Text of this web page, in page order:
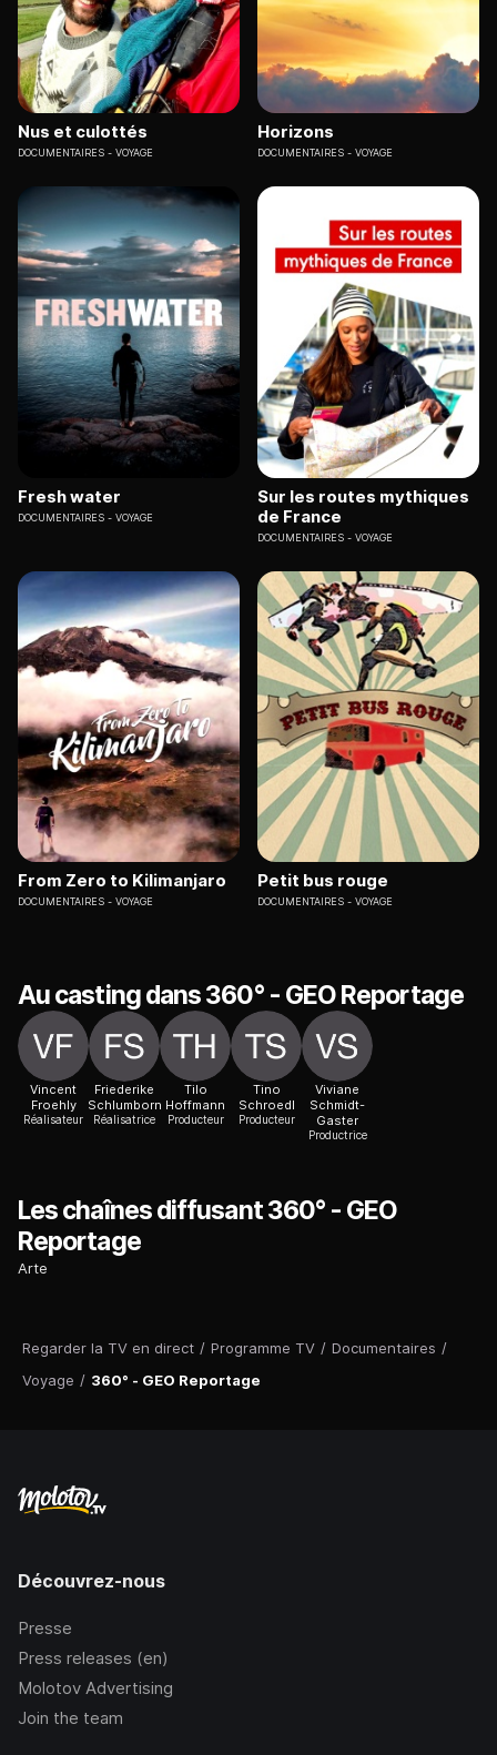
Regarder la TV en direct / Programme TV / Documentaires /
Voyage / 360° - GEO Reportage
Nus et culottés
DOCUMENTAIRES VOYAGE
Horizons
DOCUMENTAIRES VOYAGE
Fresh water
DOCUMENTAIRES VOYAGE
Sur les routes mythiques
de France
DOCUMENTAIRES VOYAGE
From Zero to Kilimanjaro
DOCUMENTAIRES VOYAGE
Petit bus rouge
DOCUMENTAIRES VOYAGE
Au casting dans 360° - GEO Reportage
Vincent
Froehly
Réalisateur
Friederike
Schlumborn
Réalisatrice
Tilo
Hoffmann
Producteur
Tino
Schroedl
Producteur
Viviane
Schmidt-
Gaster
Productrice
Les chaînes diffusant 360° - GEO
Reportage
Arte
Découvrez-nous
Presse
Press releases (en)
Molotov Advertising
Join the team